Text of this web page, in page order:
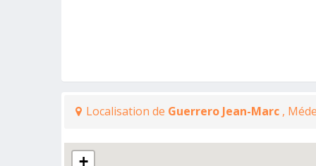
Localisation de Guerrero Jean-Marc ,
+